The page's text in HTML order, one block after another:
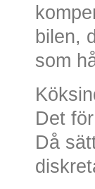
bilen,
som
Det
Då